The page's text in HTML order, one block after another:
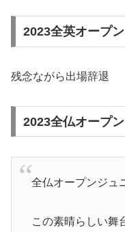
2023全英オープ
残念ながら出場辞退
2023全仏オープ
全仏オープンジュ
この素晴らしい舞